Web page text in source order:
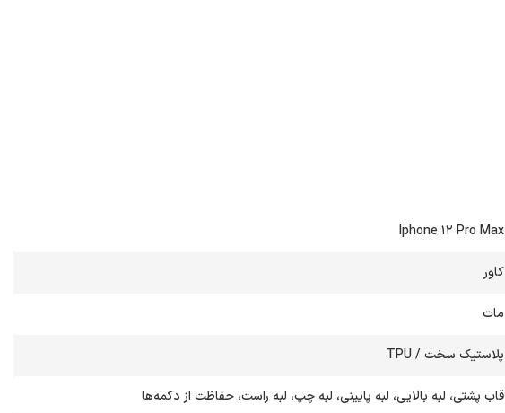
Iphone 12 Pro Max
کاور
مات
پلاستیک سخت / TPU
قاب پشتی، لبه بالایی، لبه پایینی، لبه چپ، لبه راست، حفاظت از دکمه‌ها